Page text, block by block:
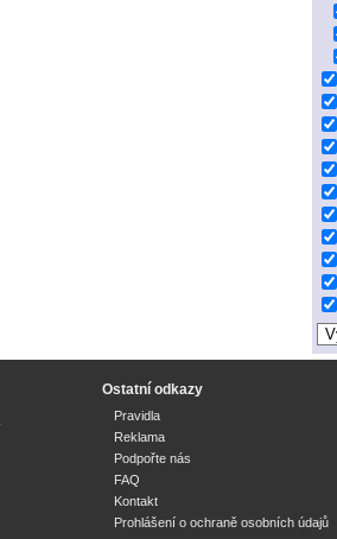
Ostatní odkazy
Pravidla
Reklama
Podpořte nás
FAQ
Kontakt
Prohlášení o ochraně osobních údajů